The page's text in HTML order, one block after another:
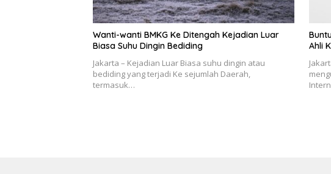
Wanti-wanti BMKG Ke Ditengah Kejadian Luar
Biasa Suhu Dingin Bediding
Jakarta – Kejadian Luar Biasa suhu dingin atau
bediding yang terjadi Ke sejumlah Daerah,
termasuk…
Ahli